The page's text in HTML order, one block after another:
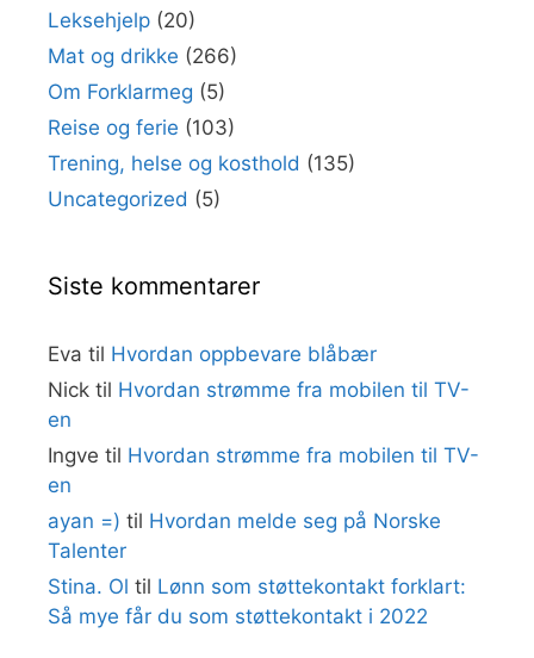
Leksehjelp (20)
Mat og drikke (266)
Om Forklarmeg (5)
Reise og ferie (103)
Trening, helse og kosthold (135)
Uncategorized (5)
Siste kommentarer
Eva til Hvordan oppbevare blåbær
Nick til Hvordan strømme fra mobilen til TV-
en
Ingve til Hvordan strømme fra mobilen til TV-
en
ayan =) til Hvordan melde seg på Norske
Talenter
Stina. Ol til Lønn som støttekontakt forklart:
Så mye får du som støttekontakt i 2022